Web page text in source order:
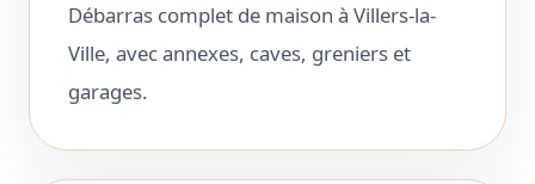
Débarras complet de maison à Villers-la-
Ville, avec annexes, caves, greniers et
garages.